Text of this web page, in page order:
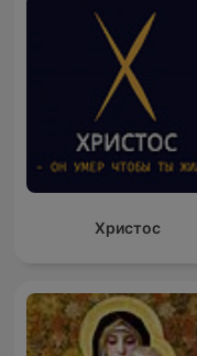
Христос